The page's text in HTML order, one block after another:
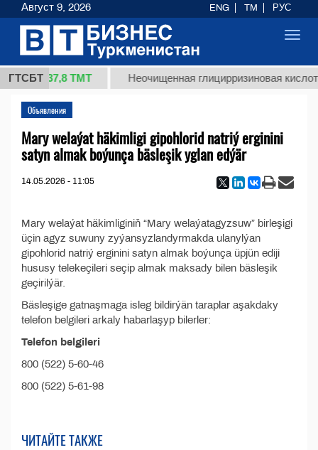
ГТСБТ
1 (кг.) 37,8 ТМТ Неочищенная глицирризиновая
Объявления
Mary welaýat häkimligi gipohlorid natriý erginini
satyn almak boýunça bäsleşik yglan edýär
14.05.2026 - 11:05
Mary welaýat häkimliginiň “Mary welaýatagyzsuw” birleşigi
üçin agyz suwuny zyýansyzlandyrmakda ulanylýan
gipohlorid natriý erginini satyn almak boýunça üpjün ediji
hususy telekeçileri seçip almak maksady bilen bäsleşik
geçirilýär.
Bäsleşige gatnaşmaga isleg bildirýän taraplar aşakdaky
telefon belgileri arkaly habarlaşyp bilerler:
Telefon belgileri
800 (522) 5-60-46
800 (522) 5-61-98
ЧИТАЙТЕ ТАКЖЕ
Август 9, 2026 ENG TM РУС